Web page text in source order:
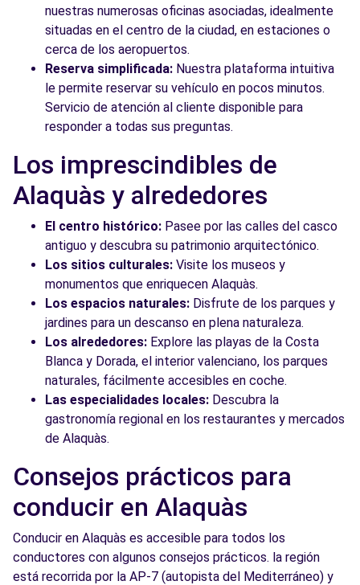
nuestras numerosas oficinas asociadas, idealmente
situadas en el centro de la ciudad, en estaciones o
cerca de los aeropuertos.
Reserva simplificada: Nuestra plataforma intuitiva
le permite reservar su vehículo en pocos minutos.
Servicio de atención al cliente disponible para
responder a todas sus preguntas.
Los imprescindibles de
Alaquàs y alrededores
El centro histórico: Pasee por las calles del casco
antiguo y descubra su patrimonio arquitectónico.
Los sitios culturales: Visite los museos y
monumentos que enriquecen Alaquàs.
Los espacios naturales: Disfrute de los parques y
jardines para un descanso en plena naturaleza.
Los alrededores: Explore las playas de la Costa
Blanca y Dorada, el interior valenciano, los parques
naturales, fácilmente accesibles en coche.
Las especialidades locales: Descubra la
gastronomía regional en los restaurantes y mercados
de Alaquàs.
Consejos prácticos para
conducir en Alaquàs
Conducir en Alaquàs es accesible para todos los
conductores con algunos consejos prácticos. la región
está recorrida por la AP-7 (autopista del Mediterráneo) y